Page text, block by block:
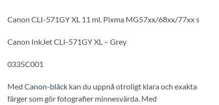
Canon CLI-571GY XL 11 ml. Pixma MG57xx/68xx/77xx s
Canon InkJet CLI-571GY XL – Grey
0335C001
Med Canon-bläck kan du uppnå otroligt klara och exakta
färger som gör fotografier minnesvärda. Med